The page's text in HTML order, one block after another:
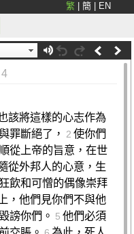
繁 簡 EN
該將這樣的心志作為
罪斷絕了， 2 使你們
從上帝的旨意，在世
從外邦人的心意，生
飲和可憎的偶像崇拜
，他們見你們不與他
謗你們。 5 他們必須